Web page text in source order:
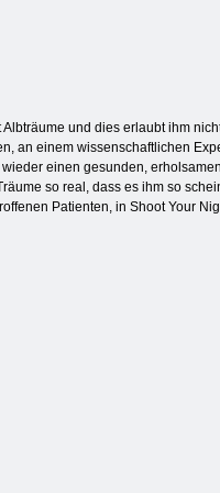
und dies erlaubt ihm
an einem wissenschaftlichen
einen gesunden,
so real, dass es ihm so
Patienten, in Shoot Your